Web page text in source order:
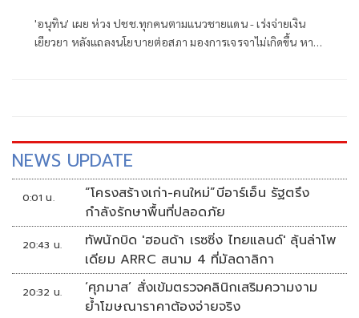
'อนุทิน' เผย ห่วง ปชช.ทุกคนตามแนวชายแดน - เร่งจ่ายเงิน
เยียวยา หลังแถลงนโยบายต่อสภา มองการเจรจาไม่เกิดขึ้น หาก
NEWS UPDATE
0:01 น.
“โครงสร้างเก่า-คนใหม่”บีอาร์เอ็น รัฐตรึง
กำลังรักษาพื้นที่ปลอดภัย
20:43 น.
ทัพนักบิด 'ฮอนด้า เรซซิ่ง ไทยแลนด์' ลุ้นล่าโพ
เดียม ARRC สนาม 4 ที่มัลดาลิกา
20:32 น.
‘ศุภมาส’ สั่งเข้มตรวจคลินิกเสริมความงาม
ย้ำโฆษณาราคาต้องจ่ายจริง